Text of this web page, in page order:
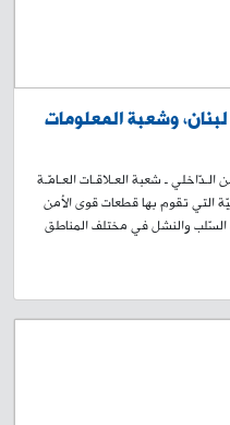
وشعبة المعلومات
الـدّاخلي ـ شعبة العـلاقـات العـامّـة
التي تقوم بها قطعات قوى الأمن
السّلب والنشل في مختلف المناطق
الاجتماعي فيديو يوثّق
أثر ذلك، باشرت القطعات
لتحديد المشتبه به
توصّلت الشّعبة إلى تحديد